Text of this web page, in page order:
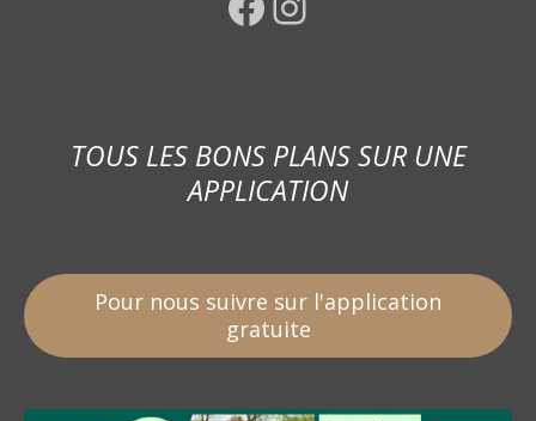
TOUS LES BONS PLANS SUR UNE
APPLICATION
Pour nous suivre sur l'application
gratuite